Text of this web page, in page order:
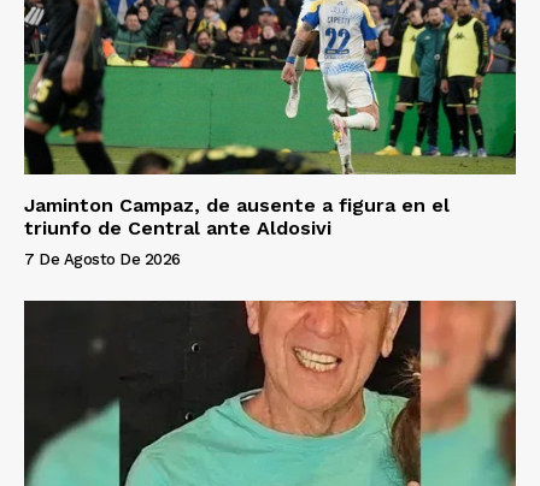
Jaminton Campaz, de ausente a figura en el
triunfo de Central ante Aldosivi
7 De Agosto De 2026